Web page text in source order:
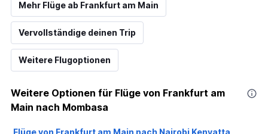
Mehr Flüge ab Frankfurt am Main
Vervollständige deinen Trip
Weitere Flugoptionen
Weitere Optionen für Flüge von Frankfurt am
Main nach Mombasa
Flüge von Frankfurt am Main nach Nairobi Kenyatta